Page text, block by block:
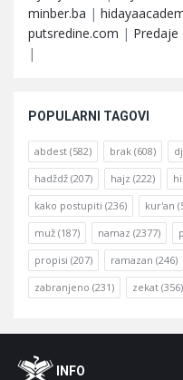
minber.ba |
putsredine.com | Predaje
|
POPULARNI TAGOVI
abdest (582) brak (608)
hadždž (207) hajz (222)
kako postupiti (236) kur'an
muž (187) namaz (2377)
propisi (207) ramazan (246)
zabranjeno (231) zekat (356)
FooterOINFO